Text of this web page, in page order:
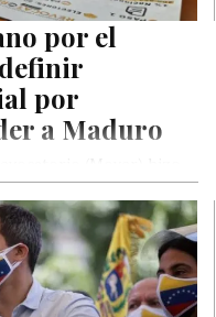
por el
por
a Maduro
una «propuesta política»